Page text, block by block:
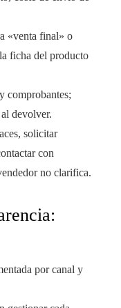
«venta final» o
ficha del producto
comprobantes;
devolver.
solicitar
con
no clarifica.
por canal y